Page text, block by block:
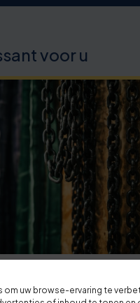
uw browse-ervaring te
voor u